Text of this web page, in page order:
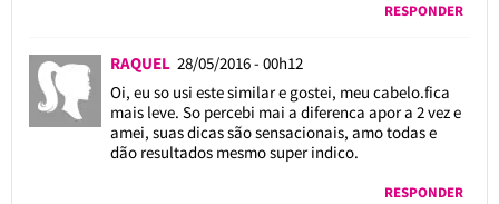
RESPONDER
RAQUEL 28/05/2016 - 00h12
Oi, eu so usi este similar e gostei, meu cabelo.fica
mais leve. So percebi mai a diferenca apor a 2 vez e
amei, suas dicas são sensacionais, amo todas e
dão resultados mesmo super indico.
RESPONDER